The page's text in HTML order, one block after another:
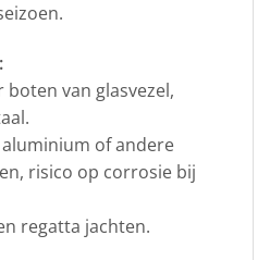
van glasvezel,
of andere
risico op corrosie bij
regatta jachten.